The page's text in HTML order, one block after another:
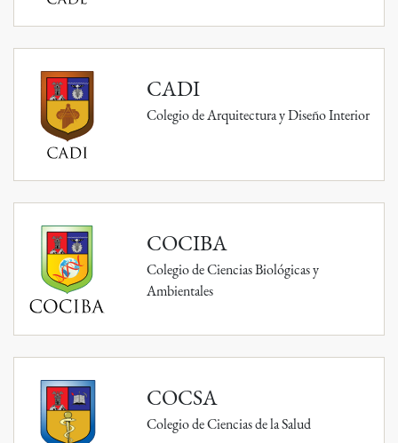
CADI
Colegio de Arquitectura y Diseño Interior
COCIBA
Colegio de Ciencias Biológicas y
Ambientales
COCSA
Colegio de Ciencias de la Salud